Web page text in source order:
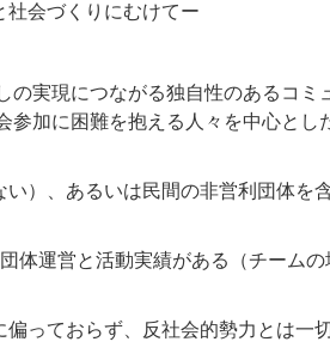
社会づくりにむけてー
の実現につながる独自性のあるコミ
参加に困難を抱える人々を中心と
）、あるいは民間の非営利団体を
体運営と活動実績がある（チーム
っておらず、反社会的勢力とは一